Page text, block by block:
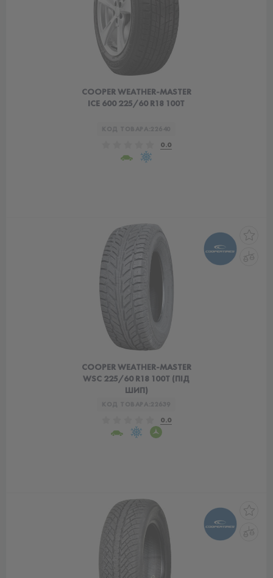
COOPER WEATHER-MASTER
ICE 600 225/60 R18 100T
22640
0.0
COOPER WEATHER-MASTER
WSC 225/60 R18 100T (ПІД
ШИП)
0.0